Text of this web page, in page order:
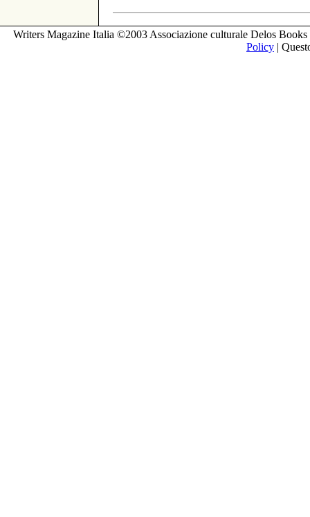
Writers Magazine Italia ©2003 Associazione culturale Delos
Policy |